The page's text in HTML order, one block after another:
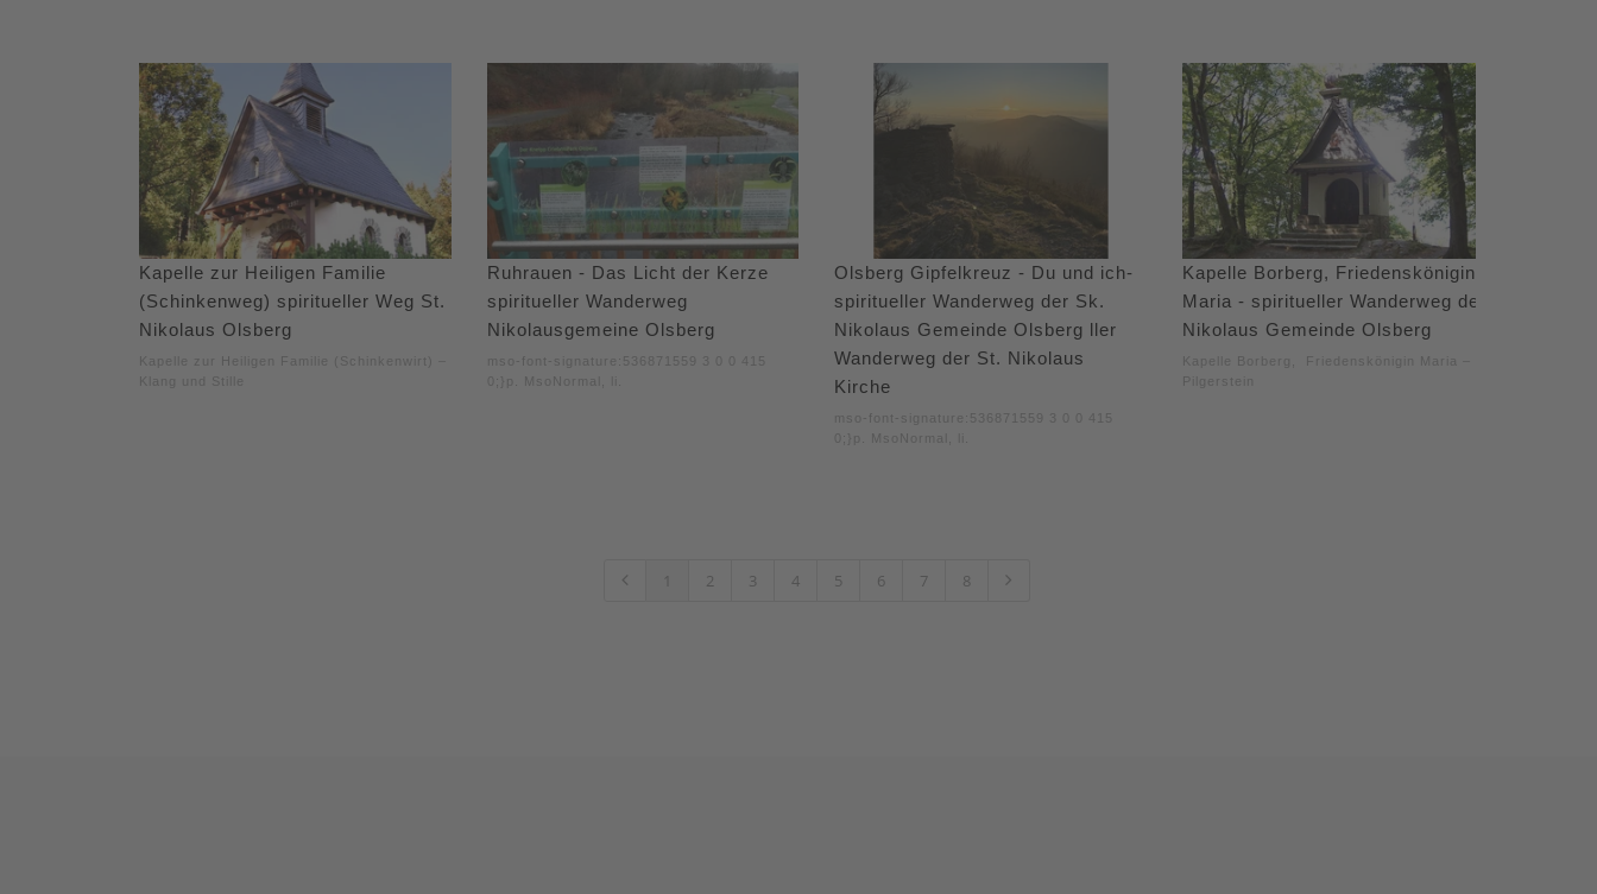
Kapelle zur Heiligen Familie
(Schinkenweg) spiritueller Weg St.
Nikolaus Olsberg
Kapelle zur Heiligen Familie (Schinkenwirt) –
Klang und Stille
Ruhrauen - Das Licht der Kerze
spiritueller Wanderweg
Nikolausgemeine Olsberg
mso-font-signature:536871559 3 0 0 415
0;}p. MsoNormal, li.
Olsberg Gipfelkreuz - Du und ich-
spiritueller Wanderweg der Sk.
Nikolaus Gemeinde Olsberg ller
Wanderweg der St. Nikolaus
Kirche
mso-font-signature:536871559 3 0 0 415
0;}p. MsoNormal, li.
Kapelle Borberg, Friedenskönigin
Maria - spiritueller Wanderweg der
Nikolaus Gemeinde Olsberg
Kapelle Borberg, Friedenskönigin Maria –
Pilgerstein
1 2 3 4 5 6 7 8